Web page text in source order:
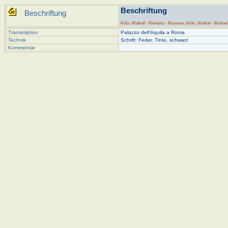
Beschriftung Beschriftung
Köln, Wallraf - Richartz - Museum, Köln, Wallraf -
Transkription
Palazzo dell'Aquila a Roma
Technik
Schrift: Feder, Tinte, schwarz
Kommentar